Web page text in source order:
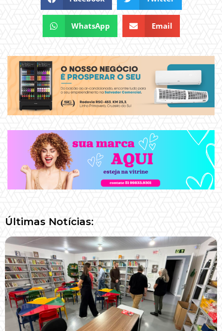
WhatsApp Email
Últimas Notícias: